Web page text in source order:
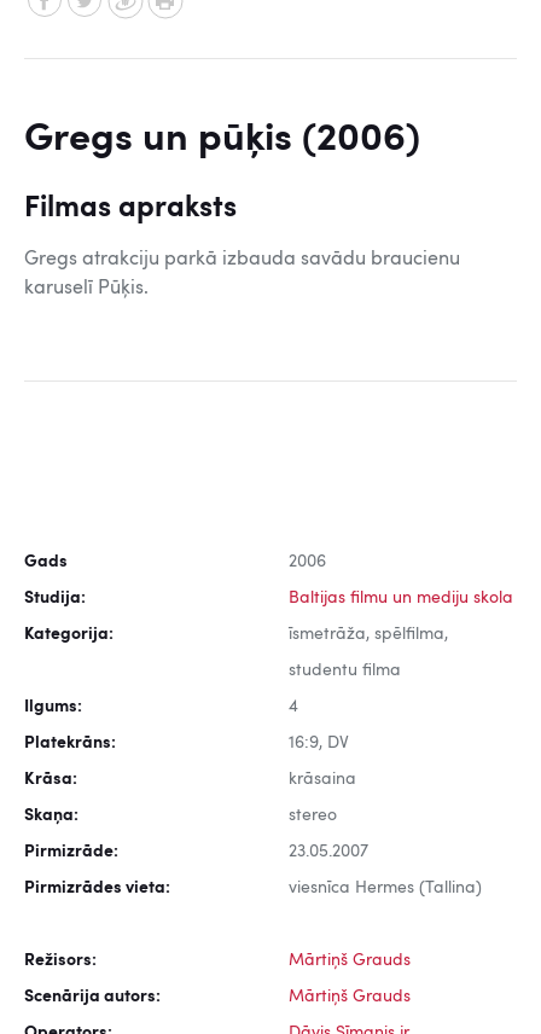
Gregs un pūķis (2006)
Filmas apraksts
Gregs atrakciju parkā izbauda savādu braucienu
karuselī Pūķis.
Gads 2006
Studija: Baltijas filmu un mediju skola
Kategorija: īsmetrāža, spēlfilma,
studentu filma
Ilgums: 4
Platekrāns: 16:9, DV
Krāsa: krāsaina
Skaņa: stereo
Pirmizrāde: 23.05.2007
Pirmizrādes vieta: viesnīca Hermes (Tallina)
Režisors: Mārtiņš Grauds
Scenārija autors: Mārtiņš Grauds